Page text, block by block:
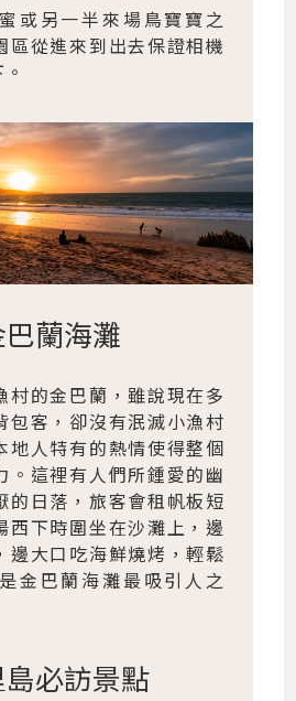
或另一半來場鳥寶寶之
區從進來到出去保證相機
蘭海灘
村的金巴蘭，雖說現在多
包客，卻沒有泯滅小漁村
地人特有的熱情使得整個
。這裡有人們所鍾愛的幽
的日落，旅客會租帆板短
西下時圍坐在沙灘上，邊
邊大口吃海鮮燒烤，輕鬆
金巴蘭海灘最吸引人之
必訪景點